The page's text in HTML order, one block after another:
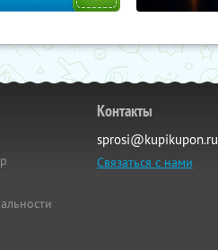
Контакты
sprosi@kupikupon.ru
Связаться с нами